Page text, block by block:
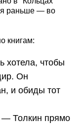
раньше — во
книгам:
хотела, чтобы
Он
и обиды тот
— Толкин прямо